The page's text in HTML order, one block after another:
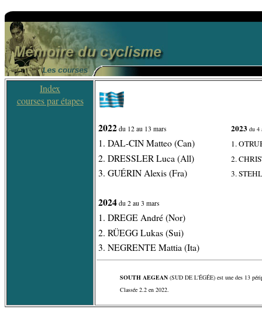
Index
courses par étapes
2022 du 12 au 13 mars
1. DAL-CIN Matteo (Can)
2. DRESSLER Luca (All)
3. GUÉRIN Alexis (Fra)
2024 du 2 au 3 mars
1. DREGE André (Nor)
2. RÜEGG Lukas (Sui)
3. NEGRENTE Mattia (Ita)
2023 du 4
1.
2.
3.
SOUTH AEGEAN (SUD DE L'ÉGÉE) est une des 13
Classée 2.2 en 2022.